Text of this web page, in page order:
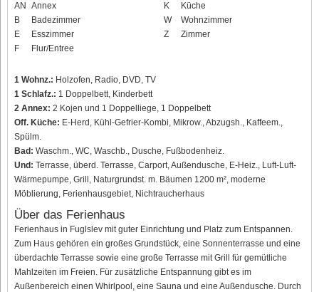
AN
Annex
B
Badezimmer
E
Esszimmer
F
Flur/Entree
K
Küche
W
Wohnzimmer
Z
Zimmer
1 Wohnz.: Holzofen, Radio, DVD, TV
1 Schlafz.: 1 Doppelbett, Kinderbett
2 Annex: 2 Kojen und 1 Doppelliege, 1 Doppelbett
Off. Küche: E-Herd, Kühl-Gefrier-Kombi, Mikrow., Abzugsh., Kaffeem.,
Spülm.
Bad: Waschm., WC, Waschb., Dusche, Fußbodenheiz.
Und: Terrasse, überd. Terrasse, Carport, Außendusche, E-Heiz., Luft-Luft-
Wärmepumpe, Grill, Naturgrundst. m. Bäumen 1200 m², moderne
Möblierung, Ferienhausgebiet, Nichtraucherhaus
Über das Ferienhaus
Ferienhaus in Fuglslev mit guter Einrichtung und Platz zum Entspannen.
Zum Haus gehören ein großes Grundstück, eine Sonnenterrasse und eine
überdachte Terrasse sowie eine große Terrasse mit Grill für gemütliche
Mahlzeiten im Freien. Für zusätzliche Entspannung gibt es im
Außenbereich einen Whirlpool, eine Sauna und eine Außendusche. Durch